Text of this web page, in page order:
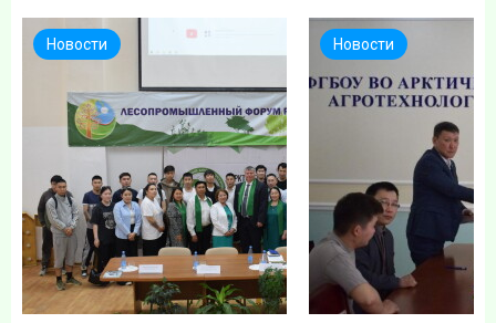
Новости Новости